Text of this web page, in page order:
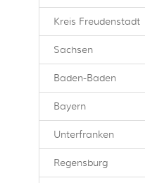
Kreis Freudenstadt
Sachsen
Baden-Baden
Bayern
Unterfranken
Regensburg